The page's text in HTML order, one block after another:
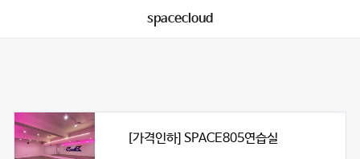
spacecloud
[가격인하] SPACE805연습실